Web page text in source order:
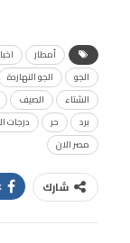
أمطار
الجو
الجو النهاردة
الشتاء
الصيف
برد
حر درجات
مصر الان
شارك